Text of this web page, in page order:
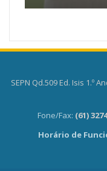
SEPN Qd.509 Ed. Isis 1.º
Fone/Fax: (61)
Horário de